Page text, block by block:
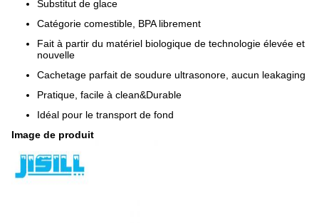
Substitut de glace
Catégorie comestible, BPA librement
Fait à partir du matériel biologique de technologie élevée et
nouvelle
Cachetage parfait de soudure ultrasonore, aucun leakaging
Pratique, facile à clean&Durable
Idéal pour le transport de fond
Image de produit